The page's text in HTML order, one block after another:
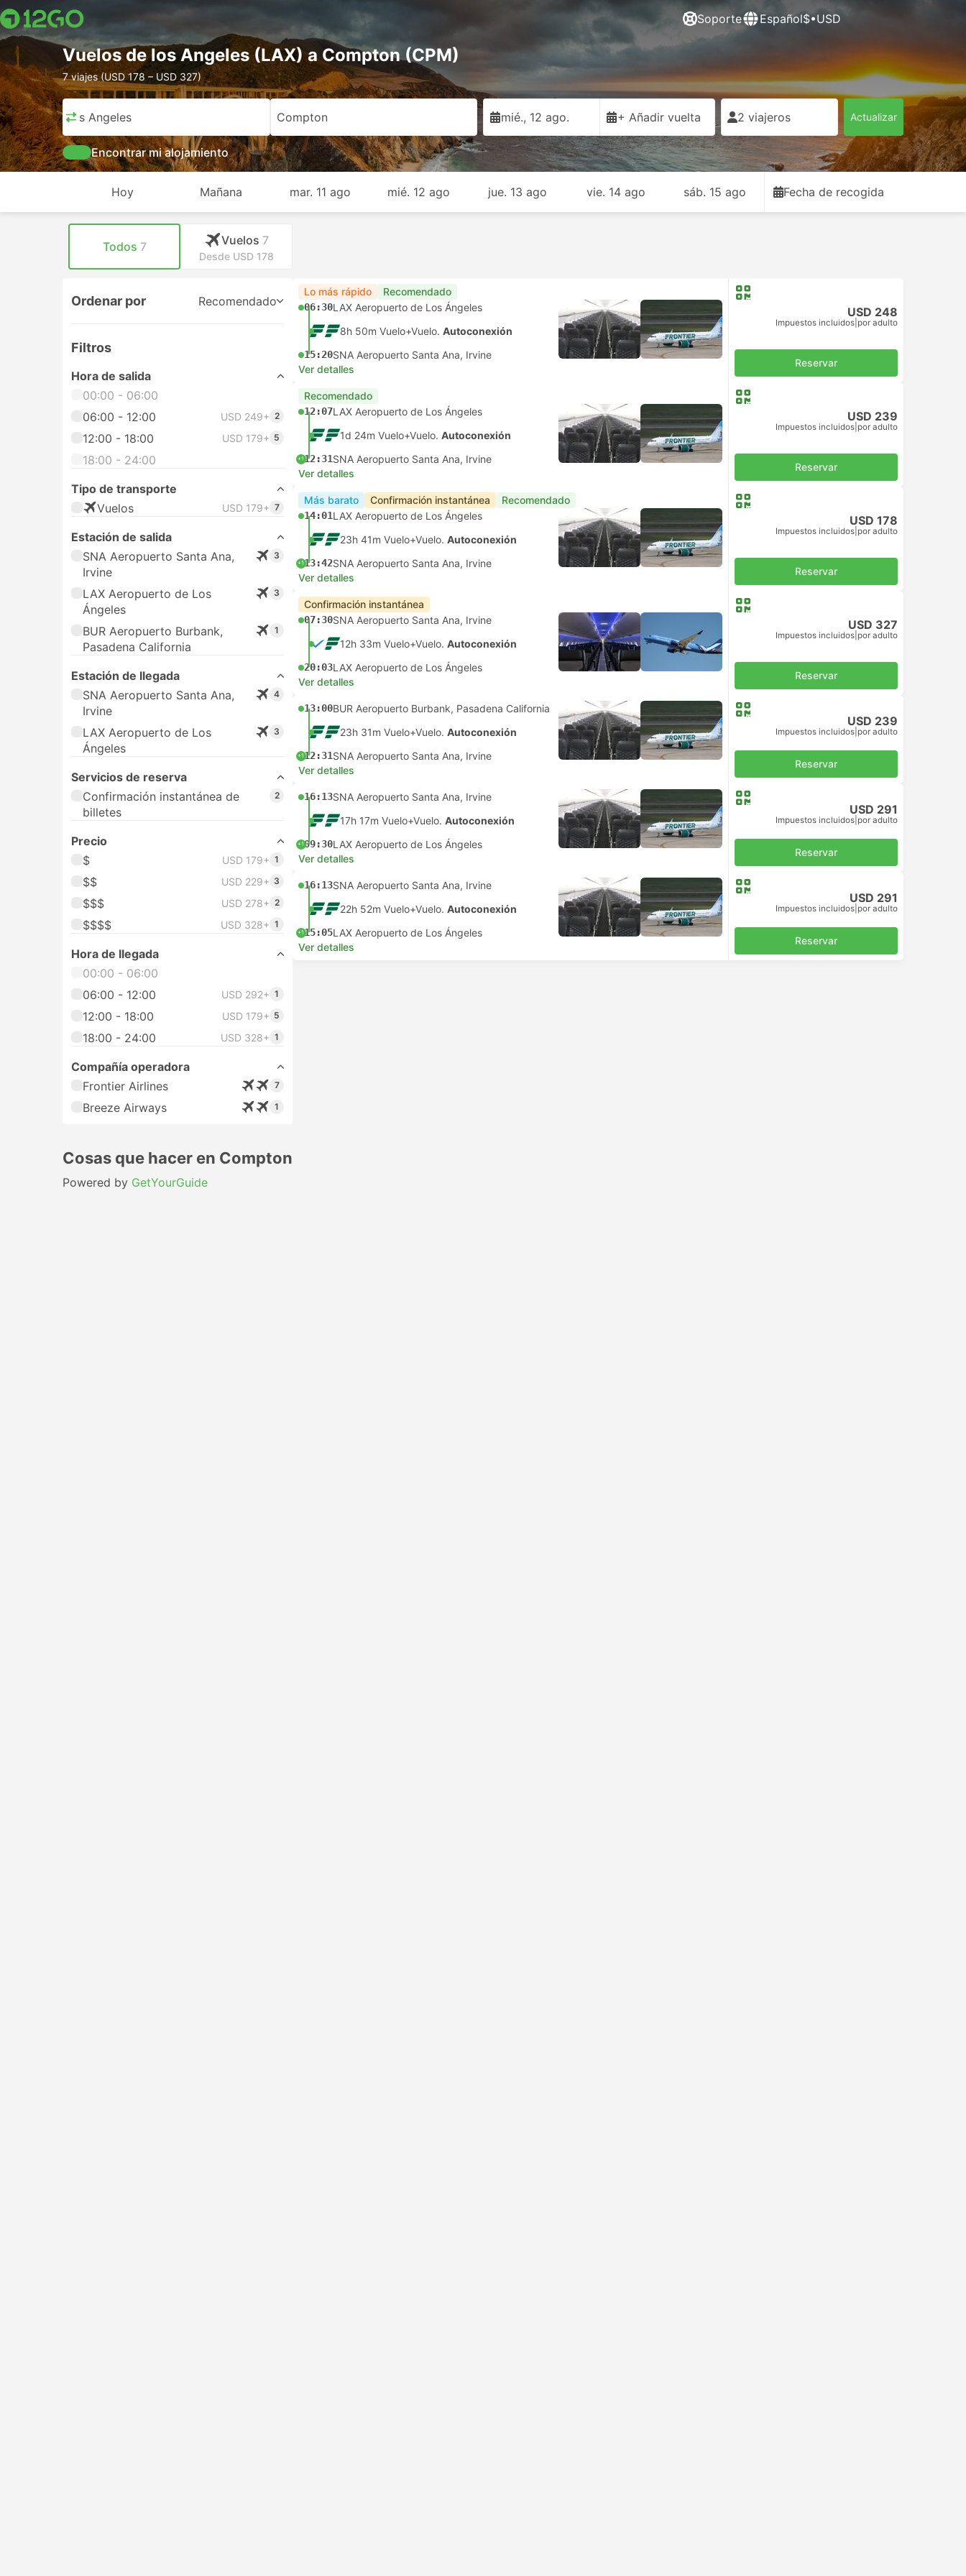
Soporte Español$•USD
Vuelos de los Angeles (LAX) a Compton (CPM)
7 viajes (USD 178 – USD 327)
los Angeles Compton mié., 12 ago. + Añadir vuelta 2 viajeros Actualizar
Encontrar mi alojamiento
Hoy Mañana mar. 11 ago mié. 12 ago jue. 13 ago vie. 14 ago sáb. 15 ago Fecha de recogida
Todos 7 Vuelos 7
Desde USD 178
Ordenar por Recomendado
Filtros
Hora de salida
00:00 - 06:00
06:00 - 12:00
USD 249+ 2
12:00 - 18:00 USD 179+ 5
18:00 - 24:00
Tipo de transporte
Vuelos
USD 179+ 7
Estación de salida
SNA Aeropuerto Santa Ana,
Irvine
3
LAX Aeropuerto de Los
Ángeles
3
BUR Aeropuerto Burbank,
Pasadena California
1
Estación de llegada
SNA Aeropuerto Santa Ana,
Irvine
4
LAX Aeropuerto de Los
Ángeles
3
Servicios de reserva
Confirmación instantánea de
billetes
2
Precio
$
USD 179+ 1
$$ USD 229+ 3
$$$ USD 278+ 2
$$$$ USD 328+ 1
Hora de llegada
00:00 - 06:00
06:00 - 12:00
USD 292+ 1
12:00 - 18:00 USD 179+ 5
18:00 - 24:00 USD 328+ 1
Compañía operadora
Frontier Airlines
7
Breeze Airways 1
Lo más rápido Recomendado
06:30LAX Aeropuerto de Los Ángeles
8h 50m Vuelo+Vuelo. Autoconexión
15:20SNA Aeropuerto Santa Ana, Irvine
Ver detalles
USD 248
Impuestos incluidos por adulto
Reservar
Recomendado
12:07LAX Aeropuerto de Los Ángeles
1d 24m Vuelo+Vuelo. Autoconexión
+112:31SNA Aeropuerto Santa Ana, Irvine
Ver detalles
USD 239
Impuestos incluidos por adulto
Reservar
Más barato Confirmación instantánea Recomendado
14:01LAX Aeropuerto de Los Ángeles
23h 41m Vuelo+Vuelo. Autoconexión
+113:42SNA Aeropuerto Santa Ana, Irvine
Ver detalles
USD 178
Impuestos incluidos por adulto
Reservar
Confirmación instantánea
07:30SNA Aeropuerto Santa Ana, Irvine
12h 33m Vuelo+Vuelo. Autoconexión
20:03LAX Aeropuerto de Los Ángeles
Ver detalles
USD 327
Impuestos incluidos por adulto
Reservar
13:00BUR Aeropuerto Burbank, Pasadena California
23h 31m Vuelo+Vuelo. Autoconexión
+112:31SNA Aeropuerto Santa Ana, Irvine
Ver detalles
USD 239
Impuestos incluidos por adulto
Reservar
16:13SNA Aeropuerto Santa Ana, Irvine
17h 17m Vuelo+Vuelo. Autoconexión
+109:30LAX Aeropuerto de Los Ángeles
Ver detalles
USD 291
Impuestos incluidos por adulto
Reservar
16:13SNA Aeropuerto Santa Ana, Irvine
22h 52m Vuelo+Vuelo. Autoconexión
+115:05LAX Aeropuerto de Los Ángeles
Ver detalles
USD 291
Impuestos incluidos por adulto
Reservar
Cosas que hacer en Compton
Powered by GetYourGuide